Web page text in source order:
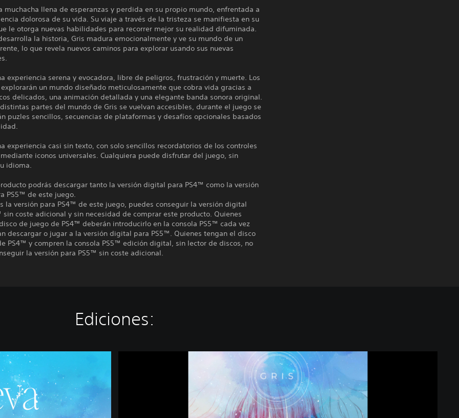
muchacha llena de esperanzas y perdida en su propio mundo, enfrentada a
dolorosa de su vida. Su viaje a través de la tristeza se manifiesta en su
le otorga nuevas habilidades para recorrer mejor su realidad difuminada.
la historia, Gris madura emocionalmente y ve su mundo de un
lo que revela nuevos caminos para explorar usando sus nuevas
experiencia serena y evocadora, libre de peligros, frustración y muerte. Los
un mundo diseñado meticulosamente que cobra vida gracias a
delicados, una animación detallada y una elegante banda sonora original.
partes del mundo de Gris se vuelvan accesibles, durante el juego se
puzles sencillos, secuencias de plataformas y desafíos opcionales basados
experiencia casi sin texto, con solo sencillos recordatorios de los controles
iconos universales. Cualquiera puede disfrutar del juego, sin
idioma.
podrás descargar tanto la versión digital para PS4™ como la versión
PS5™ de este juego.
la versión para PS4™ de este juego, puedes conseguir la versión digital
sin coste adicional y sin necesidad de comprar este producto. Quienes
de juego de PS4™ deberán introducirlo en la consola PS5™ cada vez
descargar o jugar a la versión digital para PS5™. Quienes tengan el disco
PS4™ y compren la consola PS5™ edición digital, sin lector de discos, no
la versión para PS5™ sin coste adicional.
Ediciones: